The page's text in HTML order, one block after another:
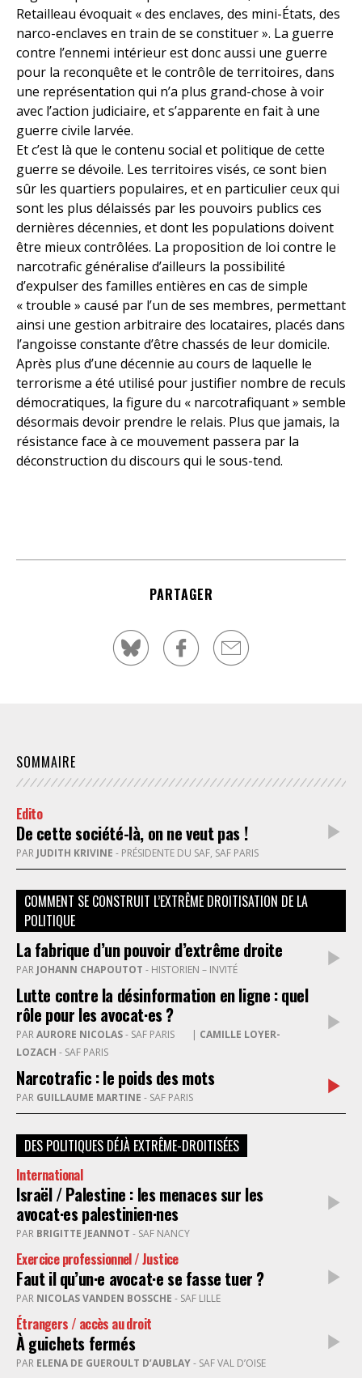
Retailleau évoquait « des enclaves, des mini-États, des
narco-enclaves en train de se constituer ». La guerre
contre l’ennemi intérieur est donc aussi une guerre
pour la reconquête et le contrôle de territoires, dans
une représentation qui n’a plus grand-chose à voir
avec l’action judiciaire, et s’apparente en fait à une
guerre civile larvée.
Et c’est là que le contenu social et politique de cette
guerre se dévoile. Les territoires visés, ce sont bien
sûr les quartiers populaires, et en particulier ceux qui
sont les plus délaissés par les pouvoirs publics ces
dernières décennies, et dont les populations doivent
être mieux contrôlées. La proposition de loi contre le
narcotrafic généralise d’ailleurs la possibilité
d’expulser des familles entières en cas de simple
« trouble » causé par l’un de ses membres, permettant
ainsi une gestion arbitraire des locataires, placés dans
l’angoisse constante d’être chassés de leur domicile.
Après plus d’une décennie au cours de laquelle le
terrorisme a été utilisé pour justifier nombre de reculs
démocratiques, la figure du « narcotrafiquant » semble
désormais devoir prendre le relais. Plus que jamais, la
résistance face à ce mouvement passera par la
déconstruction du discours qui le sous-tend.
PARTAGER
SOMMAIRE
Edito
De cette société-là, on ne veut pas !
PAR JUDITH KRIVINE - PRÉSIDENTE DU SAF, SAF PARIS
COMMENT SE CONSTRUIT L’EXTRÊME DROITISATION DE LA
POLITIQUE
La fabrique d’un pouvoir d’extrême droite
PAR JOHANN CHAPOUTOT - HISTORIEN – INVITÉ
Lutte contre la désinformation en ligne : quel
rôle pour les avocat·es ?
PARAURORE NICOLAS- SAF PARIS | CAMILLE LOYER-
LOZACH - SAF PARIS
Narcotrafic : le poids des mots
PAR GUILLAUME MARTINE - SAF PARIS
DES POLITIQUES DÉJÀ EXTRÊME-DROITISÉES
International
Israël / Palestine : les menaces sur les
avocat·es palestinien·nes
PAR BRIGITTE JEANNOT - SAF NANCY
Exercice professionnel / Justice
Faut il qu’un·e avocat·e se fasse tuer ?
PAR NICOLAS VANDEN BOSSCHE - SAF LILLE
Étrangers / accès au droit
À guichets fermés
PAR ELENA DE GUEROULT D’AUBLAY- SAF VAL D’OISE